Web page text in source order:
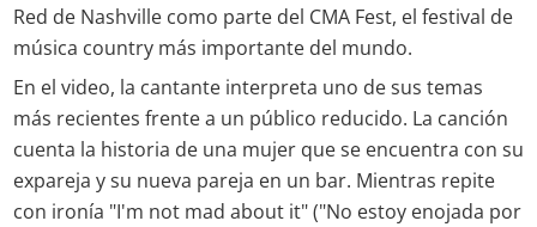
Red de Nashville como parte del CMA Fest, el festival de
música country más importante del mundo.
En el video, la cantante interpreta uno de sus temas
más recientes frente a un público reducido. La canción
cuenta la historia de una mujer que se encuentra con su
expareja y su nueva pareja en un bar. Mientras repite
con ironía "I'm not mad about it" ("No estoy enojada por